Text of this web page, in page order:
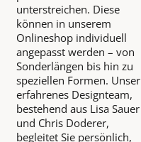
unterstreichen. Diese
können in unserem
Onlineshop individuell
angepasst werden – von
Sonderlängen bis hin zu
speziellen Formen. Unser
erfahrenes Designteam,
bestehend aus Lisa Sauer
und Chris Doderer,
begleitet Sie persönlich,